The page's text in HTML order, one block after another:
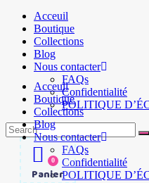
Acceuil
Boutique
Collections
Blog
Nous contacter
FAQs
Confidentialité
POLITIQUE
Search
for:
Panier
0
Acceuil
Boutique
Collections
Blog
Nous contacter
FAQs
Confidentialité
POLITIQUE